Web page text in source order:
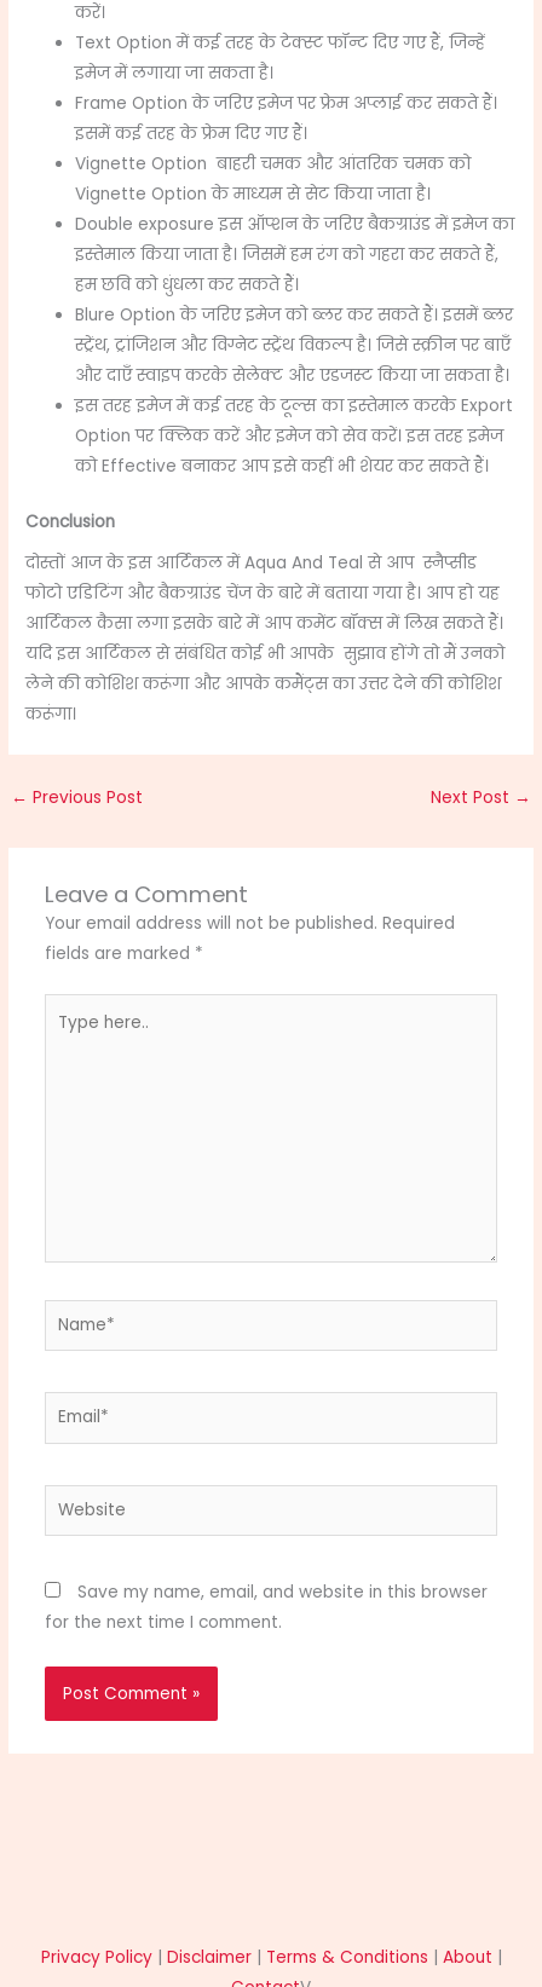
करें।
Text Option में कई तरह के टेक्स्ट फॉन्ट दिए गए हैं, जिन्हें
इमेज में लगाया जा सकता है।
Frame Option के जरिए इमेज पर फ्रेम अप्लाई कर सकते हैं।
इसमें कई तरह के फ्रेम दिए गए हैं।
Vignette Option बाहरी चमक और आंतरिक चमक को
Vignette Option के माध्यम से सेट किया जाता है।
Double exposure इस ऑप्शन के जरिए बैकग्राउंड में इमेज का
इस्तेमाल किया जाता है। जिसमें हम रंग को गहरा कर सकते हैं,
हम छवि को धुंधला कर सकते हैं।
Blure Option के जरिए इमेज को ब्लर कर सकते हैं। इसमें ब्लर
स्ट्रेंथ, ट्रांजिशन और विग्नेट स्ट्रेंथ विकल्प है। जिसे स्क्रीन पर बाएँ
और दाएँ स्वाइप करके सेलेक्ट और एडजस्ट किया जा सकता है।
इस तरह इमेज में कई तरह के टूल्स का इस्तेमाल करके Export
Option पर क्लिक करें और इमेज को सेव करें। इस तरह इमेज
को Effective बनाकर आप इसे कहीं भी शेयर कर सकते हैं।
Conclusion
दोस्तों आज के इस आर्टिकल मेंAqua And Teal से आप स्नैप्सीड
फोटो एडिटिंग और बैकग्राउंड चेंज के बारे में बताया गया है। आप हो यह
आर्टिकल कैसा लगा इसके बारे में आप कमेंट बॉक्स में लिख सकते हैं।
यदि इस आर्टिकल से संबंधित कोई भी आपके सुझाव होंगे तो मैं उनको
लेने की कोशिश करूंगा और आपके कमैंट्स का उत्तर देने की कोशिश
करूंगा।
← Previous Post Next Post →
Leave a Comment
Your email address will not be published. Required
fields are marked *
here..
Name*
Email*
Website
Save my name, email, and website in this browser
for the next time I comment.
Privacy Policy| Disclaimer| Terms & Conditions | About |